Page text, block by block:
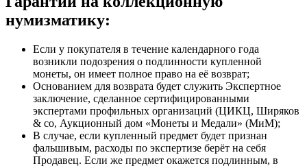
нумизматику:
Если у покупателя в течение календарного года
возникли подозрения о подлинности купленной
монеты, он имеет полное право на её возврат;
Основанием для возврата будет служить Экспертное
заключение, сделанное сертифицированными
экспертами профильных организаций (ЦИКЦ, Ширяков
& co, Аукционный дом «Монеты и Медали» (МиМ);
В случае, если купленный предмет будет признан
фальшивым, расходы по экспертизе берёт на себя
Продавец. Если же предмет окажется подлинным, в